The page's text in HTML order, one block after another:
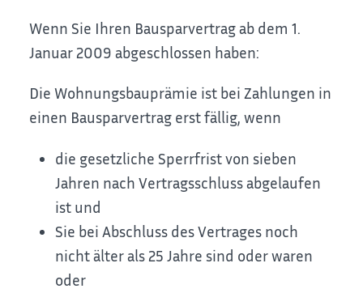
Wenn Sie Ihren Bausparvertrag ab dem 1.
Januar 2009 abgeschlossen haben:
Die Wohnungsbauprämie ist bei Zahlungen in
einen Bausparvertrag erst fällig, wenn
die gesetzliche Sperrfrist von sieben
Jahren nach Vertragsschluss abgelaufen
ist und
Sie bei Abschluss des Vertrages noch
nicht älter als 25 Jahre sind oder waren
oder